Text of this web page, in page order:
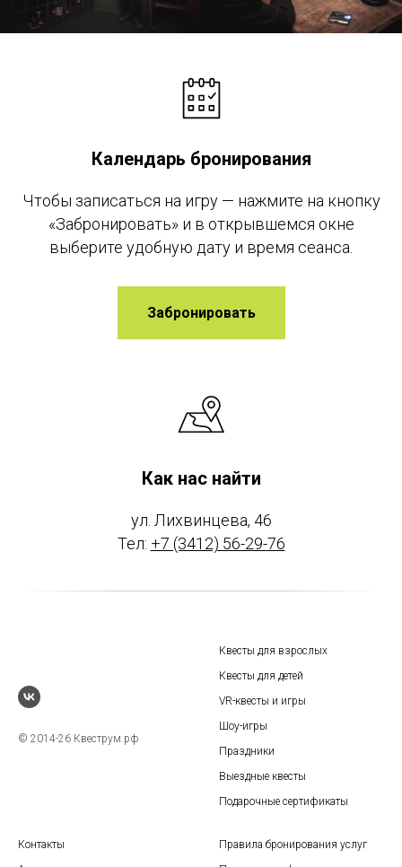
Календарь бронирования
Чтобы записаться на игру — нажмите на кнопку
«Забронировать» и в открывшемся окне
выберите удобную дату и время сеанса.
Забронировать
Как нас найти
ул. Лихвинцева, 46
Тел: +7 (3412) 56-29-76
© 2014-26 Квеструм.рф
Квесты для взрослых
Квесты для детей
VR-квесты и игры
Шоу-игры
Праздники
Выездные квесты
Подарочные сертификаты
Контакты
Правила бронирования услуг